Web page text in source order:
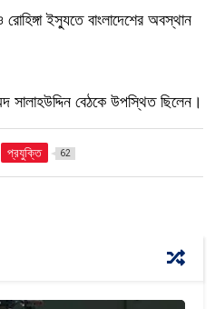
ইস্যুতে বাংলাদেশের অবস্থান
সালাহউদ্দিন বেঠকে উপস্থিত ছিলেন।
প্রযুক্তি 62